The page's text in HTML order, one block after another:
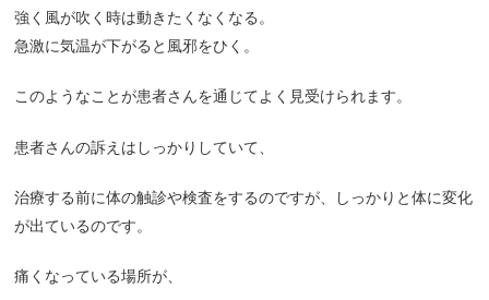
強く風が吹く時は動きたくなくなる。
急激に気温が下がると風邪をひく。
このようなことが患者さんを通じてよく見受けられます。
患者さんの訴えはしっかりしていて、
治療する前に体の触診や検査をするのですが、しっかりと体に変化
が出ているのです。
痛くなっている場所が、